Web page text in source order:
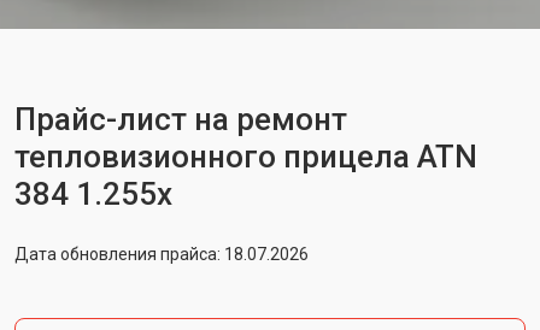
Прайс-лист на ремонт
тепловизионного прицела ATN
384 1.255x
Дата обновления прайса: 18.07.2026